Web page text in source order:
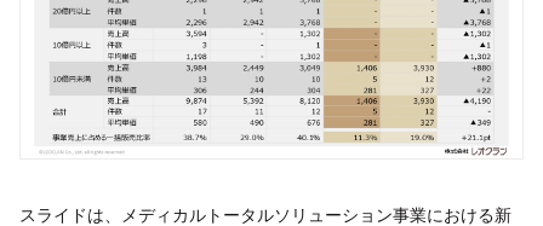
スライドは、メディカルトータルソリューション事業における新